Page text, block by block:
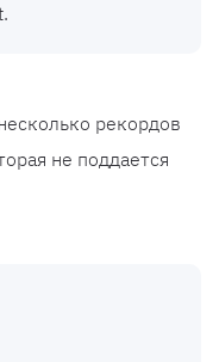
рекордов
не поддается